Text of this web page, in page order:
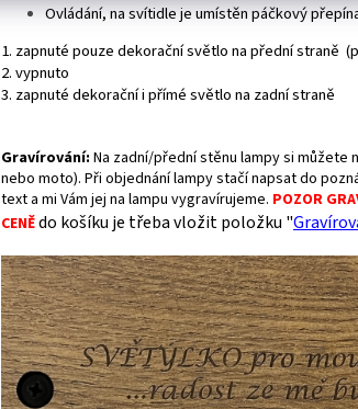
Ovládání, na svítidle je umístěn páčkový
1. zapnuté pouze dekorační světlo na přední straně
2. vypnuto
3. zapnuté dekorační i přímé světlo na zadní straně
Gravírování: Na zadní/přední stěnu lampy si můžete
nebo moto). Při objednání lampy stačí napsat do
text a mi Vám jej na lampu vygravírujeme. POZOR
CENĚdo košíku je třeba vložit položku "